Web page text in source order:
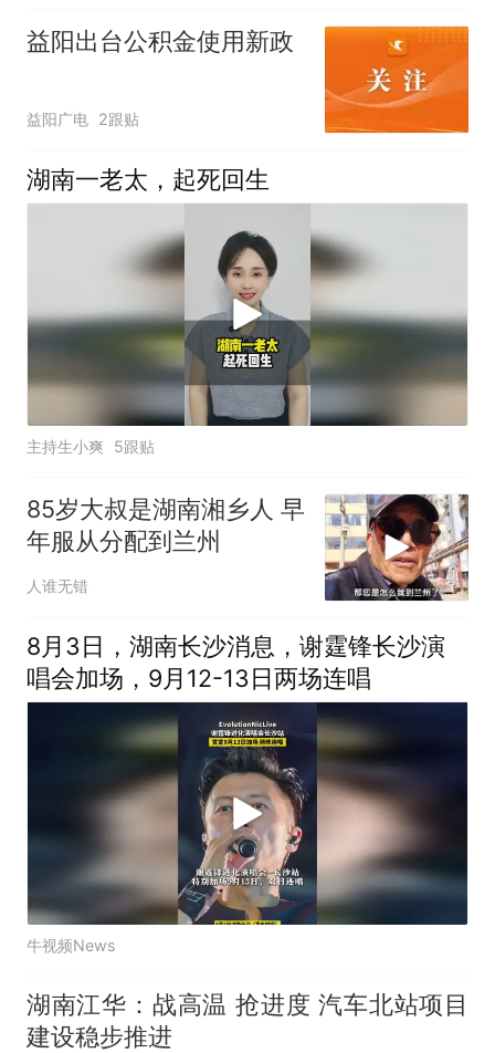
益阳出台公积金使用新政
益阳广电 2跟贴
湖南一老太，起死回生
主持生小爽 5跟贴
85岁大叔是湖南湘乡人 早
年服从分配到兰州
人谁无错
8月3日，湖南长沙消息，谢霆锋长沙演
唱会加场，9月12-13日两场连唱
牛视频News
湖南江华：战高温 抢进度 汽车北站项目
建设稳步推进